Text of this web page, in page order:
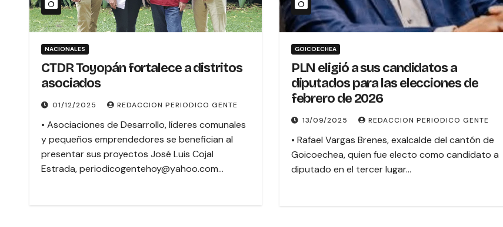
NACIONALES
CTDR Toyopán fortalece a distritos
asociados
01/12/2025 REDACCION PERIODICO GENTE
• Asociaciones de Desarrollo, líderes comunales
y pequeños emprendedores se benefician al
presentar sus proyectos José Luis Cojal
Estrada, periodicogentehoy@yahoo.com…
GOICOECHEA
PLN eligió a sus candidatos a
diputados para las elecciones de
febrero de 2026
13/09/2025 REDACCION PERIODICO GENTE
• Rafael Vargas Brenes, exalcalde del cantón de
Goicoechea, quien fue electo como candidato a
diputado en el tercer lugar…